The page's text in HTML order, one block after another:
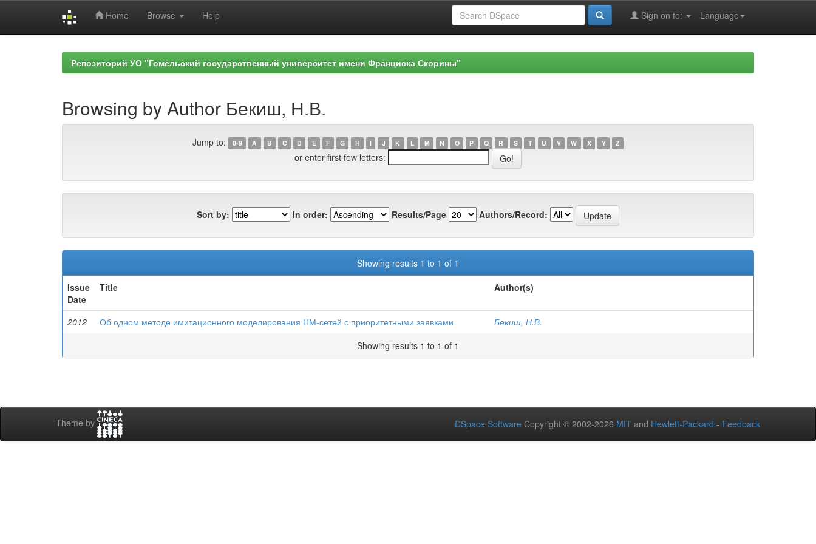
Home Browse Help Language
Sign on to:
Репозиторий УО "Гомельский государственный университет имени Франциска Скорины"
Browsing by Author Бекиш, Н.В.
Jump to: 0-9 A B C D E F G H I J K L M N O P Q R S T U V W X Y Z
or enter first few letters:
Sort by: In order: Results/Page Authors/Record:
Showing results 1 to 1 of 1
Issue
Date
Title Author(s)
2012 Об одном методе имитационного моделирования НМ-сетей с приоритетными заявками
Бекиш, Н.В.
Showing results 1 to 1 of 1
Theme by DSpace Software Copyright © 2002-2026 MIT and Hewlett-Packard - Feedback